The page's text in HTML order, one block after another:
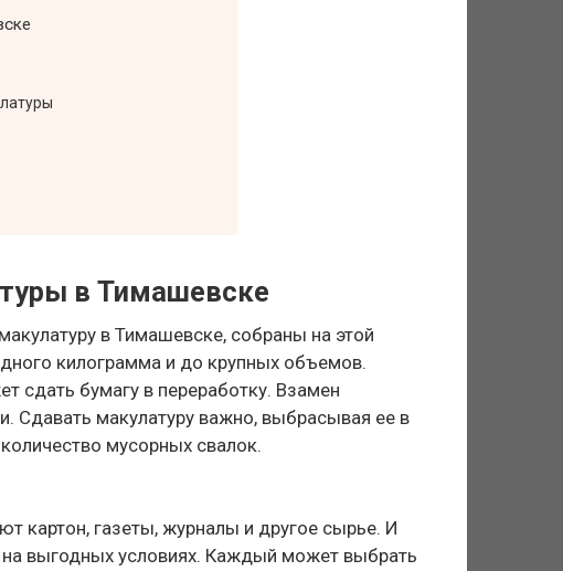
в Тимашевске
в Тимашевске, собраны на этой
килограмма и до крупных объемов.
сдать бумагу в переработку. Взамен
Сдавать макулатуру важно, выбрасывая ее в
мусорных свалок.
картон, газеты, журналы и другое сырье. И
выгодных условиях. Каждый может выбрать